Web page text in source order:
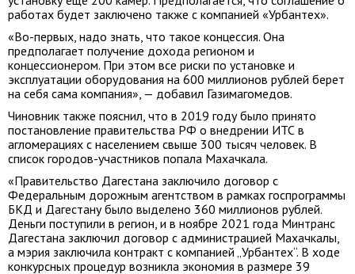
работах будет заключено также с компанией «Урбантех».
«Во-первых, надо знать, что такое концессия. Она
предполагает получение дохода регионом и
концессионером. При этом все риски по установке и
эксплуатации оборудования на 600 миллионов рублей берет
на себя сама компания», — добавил Газимагомедов.
Чиновник также пояснил, что в 2019 году было принято
постановление правительства РФ о внедрении ИТС в
агломерациях с населением свыше 300 тысяч человек. В
список городов-участников попала Махачкала.
«Правительство Дагестана заключило договор с
Федеральным дорожным агентством в рамках госпрограммы
БКД и Дагестану было выделено 360 миллионов рублей.
Деньги поступили в регион, и в ноябре 2021 года Минтранс
Дагестана заключил договор с администрацией Махачкалы,
а мэрия заключила контракт с компанией „Урбантех“. В ходе
конкурсных процедур возникла экономия в размере 39